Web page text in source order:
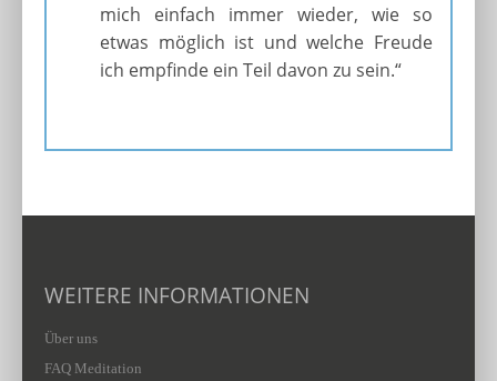
mich einfach immer wieder, wie so
etwas möglich ist und welche Freude
ich empfinde ein Teil davon zu sein.“
WEITERE INFORMATIONEN
Über uns
FAQ Meditation